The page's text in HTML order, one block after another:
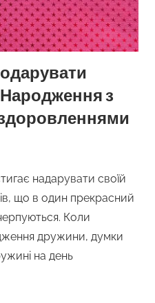
з
надарувати своїй
що в один прекрасний
Коли
дружини, думки
на день